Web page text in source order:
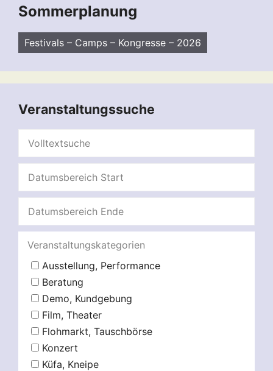
Sommerplanung
Festivals – Camps – Kongresse – 2026
Veranstaltungssuche
Veranstaltungskategorien
Ausstellung, Performance
Beratung
Demo, Kundgebung
Film, Theater
Flohmarkt, Tauschbörse
Konzert
Küfa, Kneipe